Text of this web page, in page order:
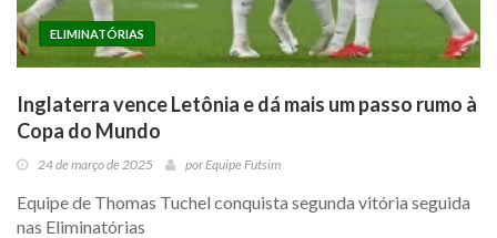
ELIMINATÓRIAS
Inglaterra vence Letônia e dá mais um passo rumo à
Copa do Mundo
24 de março de 2025 por Equipe Futsim
Equipe de Thomas Tuchel conquista segunda vitória seguida
nas Eliminatórias